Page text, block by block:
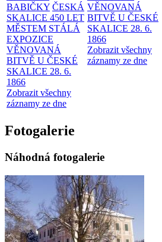
BABIČKY ČESKÁ
SKALICE 450 LET
MĚSTEM STÁLÁ
EXPOZICE
VĚNOVANÁ
BITVĚ U ČESKÉ
SKALICE 28. 6.
1866
Zobrazit všechny
záznamy ze dne
VĚNOVANÁ
BITVĚ U ČESKÉ
SKALICE 28. 6.
1866
Zobrazit všechny
záznamy ze dne
Fotogalerie
Náhodná fotogalerie